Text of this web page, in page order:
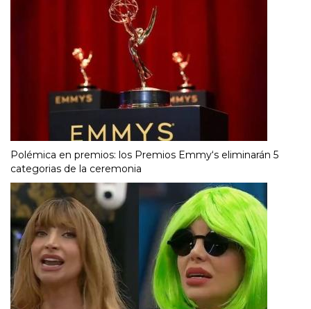
Polémica en premios: los Premios Emmy‘s eliminarán 5
categorias de la ceremonia